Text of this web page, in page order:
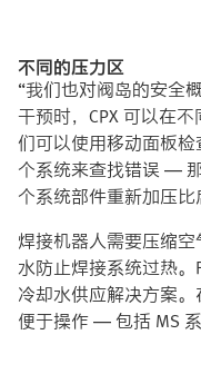
不同的压力区
“我们也对阀岛的安全
干预时，CPX 可以在
们可以使用移动面板
个系统来查找错误 —
个系统部件重新加压比
焊接机器人需要压缩
水防止焊接系统过热
冷却水供应解决方案。
便于操作 — 包括 MS 系